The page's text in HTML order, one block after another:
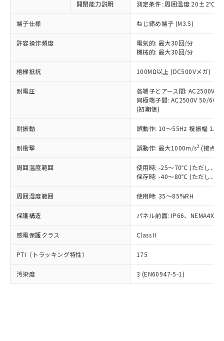
開閉能力説明 測定条件: 周囲温度 20±2℃、
端子仕様 ねじ締め端子 (M3.5)
許容操作頻度
電気的: 最大30回/分
機械的: 最大30回/分
絶縁抵抗 100MΩ以上 (DC500Vメガ)
耐電圧
各端子とアース間: AC2500V
同極端子間: AC2500V 50/
(初期値)
耐振動 誤動作: 10～55Hz 複振幅
耐衝撃 誤動作: 最大1000m/s2 (接点
周囲温度範囲
使用時: -25～70℃ (ただし、氷
保存時: -40～80℃ (ただし、氷
周囲湿度範囲 使用時: 35～85%RH
保護構造 パネル前面: IP66、NEMA4X,
感電保護クラス Class II
PTI（トラッキング特性） 175
汚染度 3 (EN60947-5-1)
以下の条件をお読みいただき、同意のうえ
ご利用ください。
本サービスは、当社制御機器事業取扱
商品の当社在庫状況および標準価格
(税抜)を提供させていただくもので
当社制御機器事業取扱商品の中には、
本サービスの対象外となる商品もある
ことをご了承ください。
在庫状況および標準価格照会結果は、
記載している更新日時点での社内デー
タに基づき作成されるものであり、閲
覧された時点での実際の在庫および標
準価格とは異なる場合があることをご
正式な納期状況および標準価格はお客
様のお取引先、またはお客様担当のオ
ムロン制御機器販売店・当社販売員に
オムロン制御機器販売店や当社販売拠
点は「
販売ネットワーク
」をご確認
在庫状況および標準価格結果を当社の
事前の承諾なく第三者に漏洩または開
示しないようお願いします。
マイパーツ機能（部品リスト作成サー
対応予定なし：EU RoHS指令（10物質）の
非含有に非対応の商品で、対応品を出す予
定はありません。
非含有の対応状況を調査中または確認中の
非該当品：ライセンス料など無形物で、有
害物質有無と関係のない商品です。
仕入先様の事情により、非含有部品として
いたものが、含有品と判明した場合などや
むを得ず変更することがあります。
鉛(Pb) 1000ppm以下、 水銀(Hg) 1000ppm以下、 カド
(PBDE) 1000ppm以下、フタル酸ビス(2-エチルヘキシ
ル) (DEHP)(別名：DOP) 1000ppm以下、フタル酸ブチ
ルベンジル（BBP） 1000ppm以下、フタル酸ジブチル
（DBP） 1000ppm以下、フタル酸ジイソブチル
(DIBP) 1000ppm以下
但し、RoHS指令で産業用監視および制御機器に対する
適用除外項目は除く。
※2 対応予定月
部品在庫の切り替え状況などにより、予定
※1 中国RoHS○×表
「○」：最大均質材料含有率が中国RoHSの
基準値以下であることを示します。
「×」：最大均質材料含有率が中国RoHSの
基準値を超えていることを示します。
「－」：未確認です。当社販売部門へお問
*中国RoHS10物質の基準値 (GB/T26572)：
Pb(鉛) :1000ppm、 Hg(水銀) : 1000ppm、 Cd(カドミウ
Cr(Ⅵ)(六価クロム) : 1000ppm、 PBBs(ポリ臭化ビフェ
ニル類) : 1000ppm、 PBDEs(ポリ臭化ジフェニルエーテ
DBP(フタル酸ジブチル) : 1000ppm、 DIBP(フタル酸ジ
イソブチル) : 1000ppm、 BBP(フタル酸ブチルベンジ
ル) : 1000ppm、
DEHP(フタル酸ビス(2-エチルヘキシル)) : 1000ppm
※2 環境保護使用期限
「ｅ」：有害物質（10物質）のすべてが基
「10」：通常の使用状況下において有害物
当社は、これら貴社製品のうち、外国
為替および外国貿易法に定める商品
（以下｢規制貨物等」という）を輸出
または国外への提供する場合は、日本
国政府の輸出許可(または役務取引許
当社は規制貨物を破棄する場合は、完
全に破砕するなど、違法に輸出されな
いよう必要な手段を講じます。
当社は貴社製品を、核兵器、ミサイ
ル、化学兵器、生物兵器またはその他
武器並びにこれらの製造装置等に一切
使用いたしません。
当社は、貴社製品を第三者に販売する
場合は、上記1、2および3の内容を当
該第三者に通知します。また当社は、
販売先および販売に係わる関係者が違
○ 一定数以上の在庫あり
△ 一定数には満たないが在庫あり
在庫なし(最新の在庫状況につ
たはお客様担当のオムロン制御
機器販売店・当社販売員にご確
空
受注生産機種、また在庫状況の